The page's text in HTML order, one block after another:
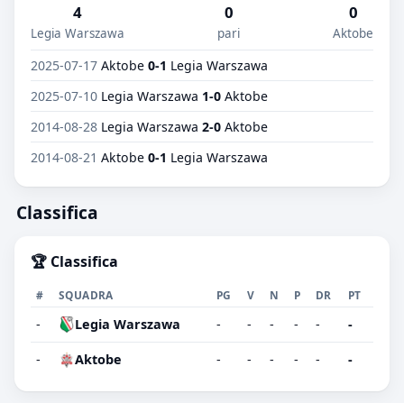
4
Legia Warszawa
0
pari
0
Aktobe
2025-07-17 Aktobe 0-1 Legia Warszawa
2025-07-10 Legia Warszawa 1-0 Aktobe
2014-08-28 Legia Warszawa 2-0 Aktobe
2014-08-21 Aktobe 0-1 Legia Warszawa
Classifica
🏆 Classifica
# SQUADRA PG V N P DR PT
- Legia Warszawa - - - - - -
- Aktobe - - - - - -